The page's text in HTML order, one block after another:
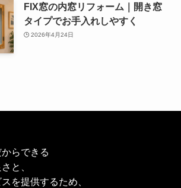
FIX窓の内窓リフォーム｜開き窓
タイプでお手入れしやすく
2026年4月24日
からできる
と、
を提供するため、